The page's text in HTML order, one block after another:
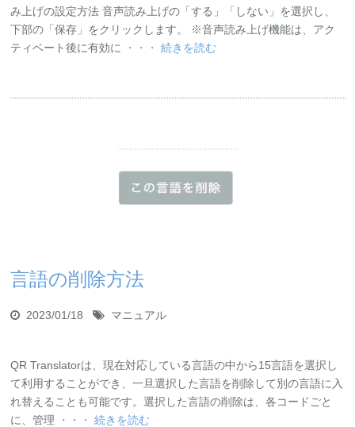
み上げの設定方法 音声読み上げの「する」「しない」を選択し、
下部の「保存」をクリックします。 ※音声読み上げ機能は、アク
ティベート後に有効に
・・・ 続きを読む
言語の削除方法
2023/01/18 マニュアル
QR Translatorは、現在対応している言語の中から15言語を選択し
て利用することができ、一旦選択した言語を削除して別の言語に入
れ替えることも可能です。選択した言語の削除は、各コードごと
に、管理
・・・ 続きを読む